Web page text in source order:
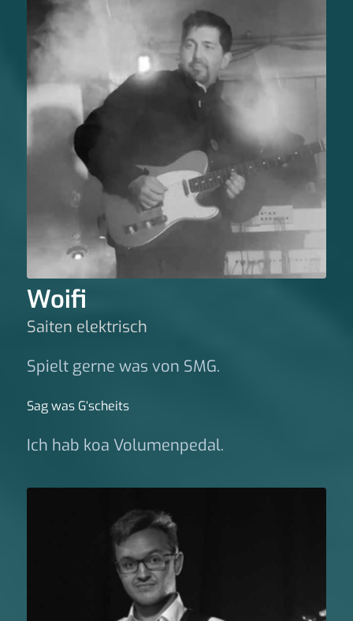
Woifi
Saiten elektrisch
Spielt gerne was von SMG.
Sag was G‘scheits
Ich hab koa Volumenpedal.